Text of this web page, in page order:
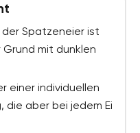
Spatzeneier ist
Grund mit dunklen
einer individuellen
die aber bei jedem Ei